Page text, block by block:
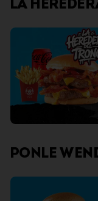
LA
PONLE